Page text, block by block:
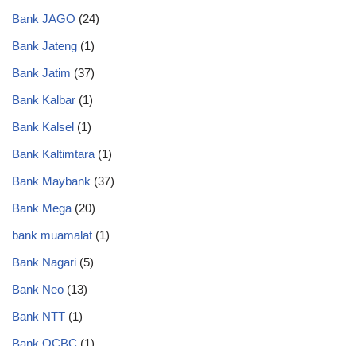
Bank JAGO (24)
Bank Jateng (1)
Bank Jatim (37)
Bank Kalbar (1)
Bank Kalsel (1)
Bank Kaltimtara (1)
Bank Maybank (37)
Bank Mega (20)
bank muamalat (1)
Bank Nagari (5)
Bank Neo (13)
Bank NTT (1)
Bank OCBC (1)